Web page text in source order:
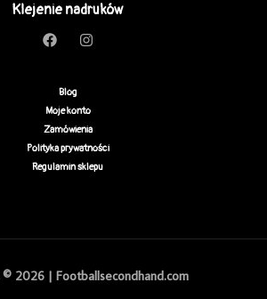
Klejenie nadruków
Blog
Moje konto
Zamówienia
Polityka prywatności
Regulamin sklepu
2026 | Footballsecondhand.com